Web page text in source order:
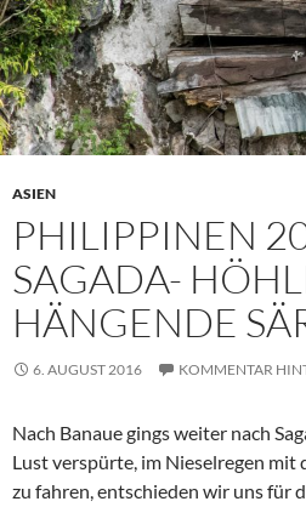
ASIEN
PHILIPPINEN
SAGADA-
HÄNGENDE
6. AUGUST 2016 KOMMENTAR
Nach Banaue gings weiter nach
Lust verspürte, im Nieselregen mit
zu fahren, entschieden wir uns für